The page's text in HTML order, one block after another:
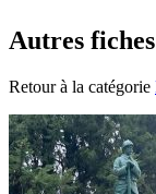
Autres
Retour à la catégorie